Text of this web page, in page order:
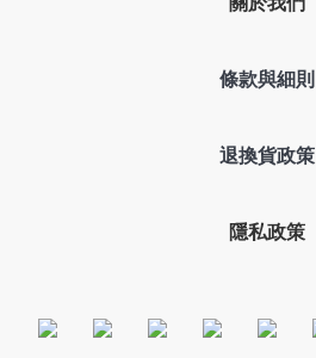
條款與細則
退換貨政策
隱私政策